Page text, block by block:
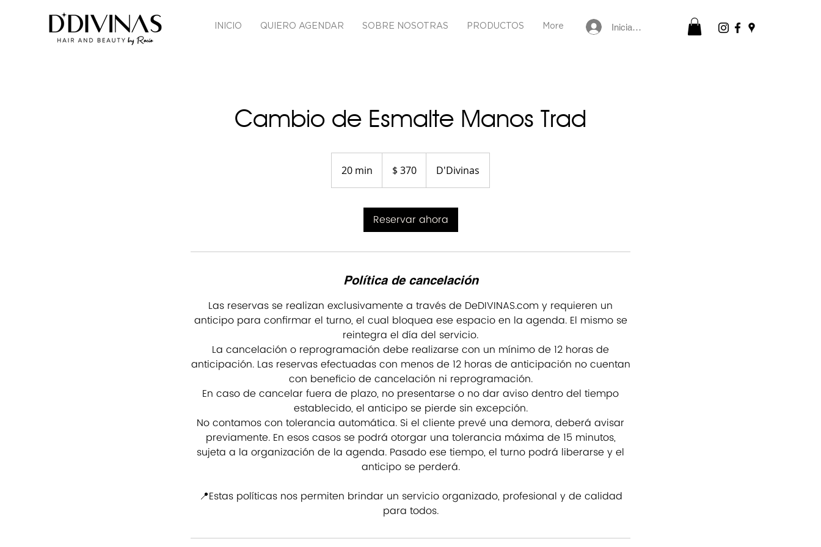
INICIO QUIERO AGENDAR SOBRE NOSOTRAS PRODUCTOS More Iniciar sesión
Cambio de Esmalte Manos Trad
20 min
0
m
i
uruguayos
$ 370 D'Divinas
Reservar ahora
Política de cancelación
Las reservas se realizan exclusivamente a través de DeDIVINAS.com y requieren un
anticipo para confirmar el turno, el cual bloquea ese espacio en la agenda. El mismo se
reintegra el día del servicio.
La cancelación o reprogramación debe realizarse con un mínimo de 12 horas de
anticipación. Las reservas efectuadas con menos de 12 horas de anticipación no cuentan
con beneficio de cancelación ni reprogramación.
En caso de cancelar fuera de plazo, no presentarse o no dar aviso dentro del tiempo
establecido, el anticipo se pierde sin excepción.
No contamos con tolerancia automática. Si el cliente prevé una demora, deberá avisar
previamente. En esos casos se podrá otorgar una tolerancia máxima de 15 minutos,
sujeta a la organización de la agenda. Pasado ese tiempo, el turno podrá liberarse y el
anticipo se perderá.
📍Estas políticas nos permiten brindar un servicio organizado, profesional y de calidad
para todos.